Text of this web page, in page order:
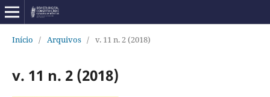
Início / Arquivos / v. 11 n. 2 (2018)
v. 11 n. 2 (2018)